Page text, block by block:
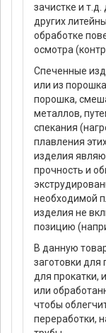
зачистке и
других
обработке
осмотра
Спеченные
или из
порошка,
металлов,
спекания
плавления
изделия
прочность и
необходимой
изделия не
позицию
В данную
заготовки для
для прокатки,
или
чтобы
переработки,